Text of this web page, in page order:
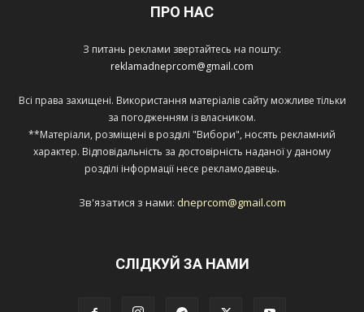
ПРО НАС
З питань реклами звертайтесь на пошту:
reklamadneprcom@gmail.com
Всі права захищені. Використання матеріалів сайту можливе тільки
за погодженням із власником.
**Матеріали, розміщені в розділі "Вибори", носять рекламний
характер. Відповідальність за достовірність наданої у даному
розділі інформації несе рекламодавець.
Зв'язатися з нами: dneprcom@gmail.com
СЛІДКУЙ ЗА НАМИ